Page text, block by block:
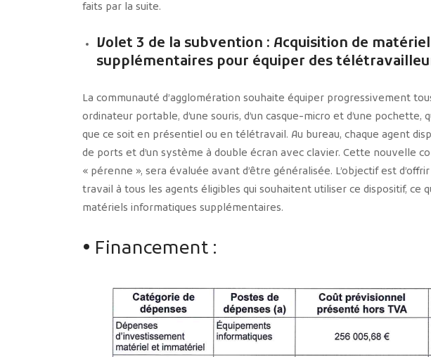
faits par la suite.
Volet 3 de la subvention : Acquisition de
supplémentaires pour équiper des
La communauté d’agglomération souhaite équiper progressivement
ordinateur portable, d’une souris, d’un casque-micro et d’une
que ce soit en présentiel ou en télétravail. Au bureau, chaque agent
de ports et d’un système à double écran avec clavier. Cette nouvelle
« pérenne », sera évaluée avant d’être généralisée. L’objectif est
travail à tous les agents éligibles qui souhaitent utiliser ce dispositif, ce
matériels informatiques supplémentaires.
• Financement :